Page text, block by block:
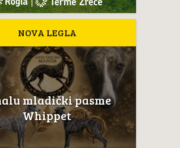
NOVA LEGLA
mladički pasme
Whippet